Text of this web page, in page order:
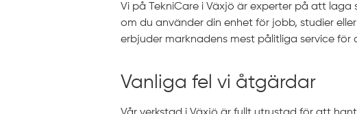
Vi på TekniCare i Växjö är experter på att
om du använder din enhet för jobb, studier
erbjuder marknadens mest pålitliga service för
Vanliga fel vi åtgärdar